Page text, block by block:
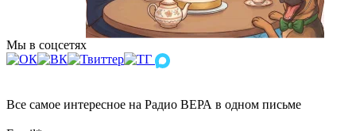
Мы в соцсетях
Все самое интересное на Радио ВЕРА в одном письме